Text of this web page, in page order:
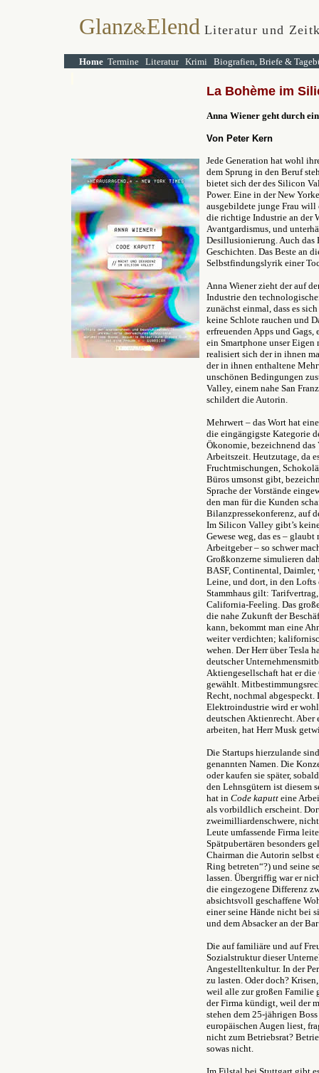
Glanz&Elend Literatur und
Home Termine Literatur Krimi Biografien, Briefe &
La Bohème im
Anna Wiener geht durch
Von Peter Kern
Jede Generation hat wohl
dem Sprung in den Beruf
bietet sich der des Silicon
Power. Eine in der New
ausgebildete junge Frau
die richtige Industrie an der
Avantgardismus, und
Desillusionierung. Auch das
Geschichten. Das Beste an
Selbstfindungslyrik einer
Anna Wiener zieht der auf
Industrie den
zunächst einmal, dass es
keine Schlote rauchen und
erfreuenden Apps und Gags,
ein Smartphone unser
realisiert sich der in ihnen
der in ihnen enthaltene
unschönen Bedingungen
Valley, einem nahe San
schildert die Autorin.
Mehrwert – das Wort hat
die eingängigste Kategorie
Ökonomie, bezeichnend
Arbeitszeit. Heutzutage, da
Fruchtmischungen,
Büros umsonst gibt,
Sprache der Vorstände
den man für die Kunden
Bilanzpressekonferenz, auf
Im Silicon Valley gibt’s
Gewese weg, das es –
Arbeitgeber – so schwer
Großkonzerne simulieren
BASF, Continental, Daimler,
Leine, und dort, in den
Stammhaus gilt:
California-Feeling. Das
die nahe Zukunft der
kann, bekommt man eine
weiter verdichten;
wehen. Der Herr über Tesla
deutscher
Aktiengesellschaft hat er die
gewählt.
Recht, nochmal
Elektroindustrie wird er
deutschen Aktienrecht. Aber
arbeiten, hat Herr Musk
Die Startups hierzulande
genannten Namen. Die
oder kaufen sie später,
den Lehnsgütern ist diesem
hat in Code kaputt eine
als vorbildlich erscheint.
zweimilliardenschwere,
Leute umfassende Firma
Spätpubertären besonders
Chairman die Autorin selbst
Ring betreten“?) und seine
lassen. Übergriffig war er
die eingezogene Differenz
absichtsvoll geschaffene
einer seine Hände nicht bei
und dem Absacker an der
Die auf familiäre und auf
Sozialstruktur dieser
Angestelltenkultur. In der
zu lasten. Oder doch?
weil alle zur großen Familie
der Firma kündigt, weil der
stehen dem 25-jährigen
europäischen Augen liest,
nicht zum Betriebsrat?
sowas nicht.